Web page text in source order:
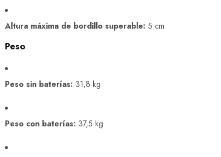
Altura máxima de bordillo superable: 5 cm
Peso
Peso sin baterías: 31,8 kg
Peso con baterías: 37,5 kg